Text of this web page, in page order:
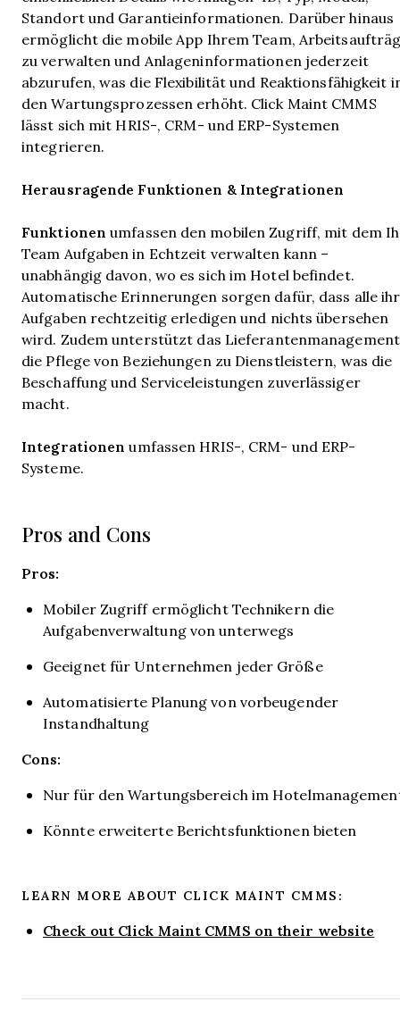
Standort und Garantieinformationen. Darüber hinaus
ermöglicht die mobile App Ihrem Team,
zu verwalten und Anlageninformationen jederzeit
abzurufen, was die Flexibilität und Reaktionsfähigkeit
den Wartungsprozessen erhöht. Click Maint CMMS
lässt sich mit HRIS-, CRM- und ERP-Systemen
integrieren.
Herausragende Funktionen & Integrationen
Funktionen umfassen den mobilen Zugriff, mit dem
Team Aufgaben in Echtzeit verwalten kann –
unabhängig davon, wo es sich im Hotel befindet.
Automatische Erinnerungen sorgen dafür, dass alle
Aufgaben rechtzeitig erledigen und nichts übersehen
wird. Zudem unterstützt das Lieferantenmanagement
die Pflege von Beziehungen zu Dienstleistern, was die
Beschaffung und Serviceleistungen zuverlässiger
macht.
Integrationen umfassen HRIS-, CRM- und ERP-
Systeme.
Pros and Cons
Pros:
Mobiler Zugriff ermöglicht Technikern die
Aufgabenverwaltung von unterwegs
Geeignet für Unternehmen jeder Größe
Automatisierte Planung von vorbeugender
Instandhaltung
Cons:
Nur für den Wartungsbereich im
Könnte erweiterte Berichtsfunktionen bieten
LEARN MORE ABOUT CLICK MAINT CMMS:
Check out Click Maint CMMS on their website